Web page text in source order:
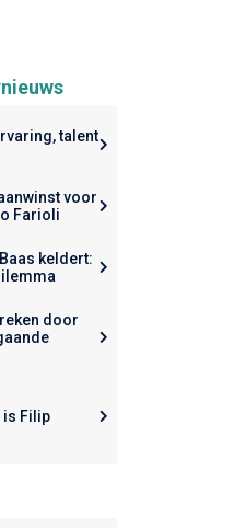
talent
voor
Farioli
keldert:
door
Filip